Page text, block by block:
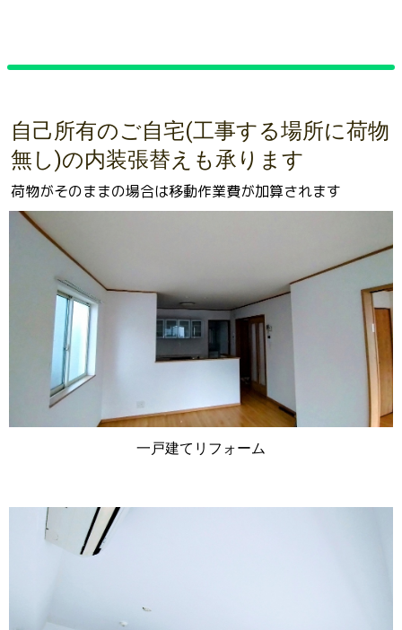
自己所有のご自宅(工事する場所に荷物
無し)の内装張替えも承ります
荷物がそのままの場合は移動作業費が加算されます
一戸建てリフォーム